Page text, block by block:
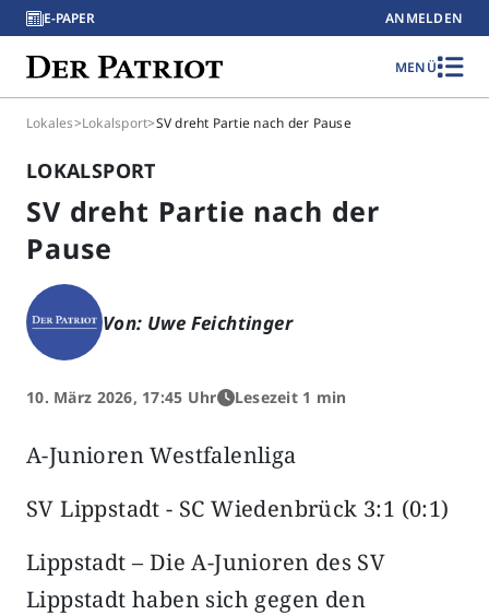
E-PAPER ANMELDEN
MENÜ
Lokales>Lokalsport>SV dreht Partie nach der Pause
LOKALSPORT
SV dreht Partie nach der
Pause
Von: Uwe Feichtinger
10. März 2026, 17:45 Uhr Lesezeit 1 min
A-Junioren Westfalenliga
SV Lippstadt - SC Wiedenbrück 3:1 (0:1)
Lippstadt – Die A-Junioren des SV
Lippstadt haben sich gegen den